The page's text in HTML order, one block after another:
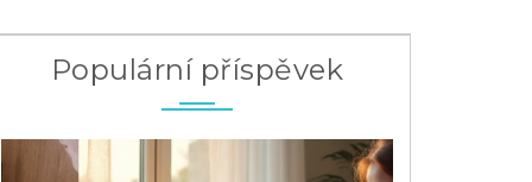
Populární příspěvek